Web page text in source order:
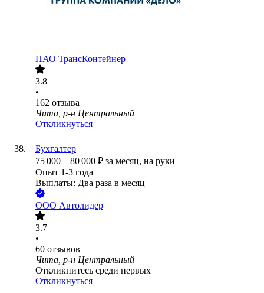
ПАО ТрансКонтейнер
3.8
•
162 отзыва
Чита, р-н Центральный
Откликнуться
Бухгалтер
75 000 – 80 000 ₽ за месяц, на руки
Опыт 1-3 года
Выплаты: Два раза в месяц
ООО Автолидер
3.7
•
60 отзывов
Чита, р-н Центральный
Откликнитесь среди первых
Откликнуться